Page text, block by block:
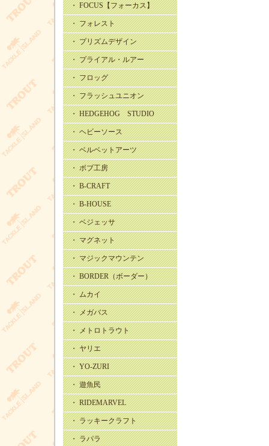
・ FOCUS【フォーカス】
・ フォレスト
・ プリズムデザイン
・ プライアル・ルアー
・ フロッグ
・ フラッシュユニオン
・ HEDGEHOG STUDIO
・ ヘビーソース
・ ベルベットアーツ
・ ボブ工房
・ B-CRAFT
・ B-HOUSE
・ ベジェッサ
・ マグネット
・ マジックマウンテン
・ BORDER（ボーダー）
・ ムカイ
・ メガバス
・ メトロトラウト
・ ヤリエ
・ YO-ZURI
・ 遊魚民
・ RIDEMARVEL
・ ラッキークラフト
・ ラパラ